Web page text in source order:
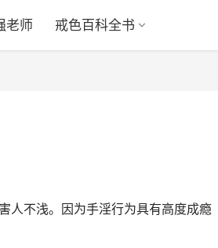
老师 戒色百科全书
人不浅。因为手淫行为具有高度成瘾